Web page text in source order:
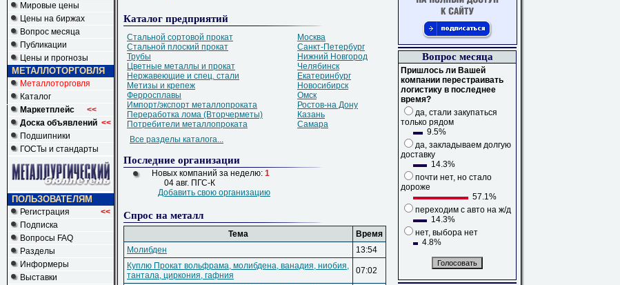
Мировые цены
Цены на биржах
Вопрос месяца
Публикации
Цены и прогнозы
МЕТАЛЛОТОРГОВЛЯ
Металлоторговля
Каталог
Маркетплейс
<<
Доска объявлений <<
Подшипники
ГОСТы и стандарты
ПОЛЬЗОВАТЕЛЯМ
Регистрация <<
Подписка
Вопросы FAQ
Разделы
Информеры
Выставки
Каталог предприятий
Стальной сортовой прокат
Стальной плоский прокат
Трубы
Цветные металлы и прокат
Нержавеющие и спец. стали
Метизы и крепеж
Ферросплавы
Импорт/экспорт металлопроката
Переработка лома (Вторчерметы)
Потребители металлопроката
Москва
Санкт-Петербург
Нижний Новгород
Челябинск
Екатеринбург
Новосибирск
Омск
Ростов-на Дону
Казань
Самара
Все разделы каталога...
Последние организации
Новых компаний за неделю: 1
04 авг. ПГС-К
Добавить свою организацию
Спрос на металл
Тема
Время
Молибден
13:54
Куплю Прокат вольфрама, молибдена, ванадия, ниобия,
тантала, циркония, гафния 07:02
Вопрос месяца
Пришлось ли Вашей
компании перестраивать
логистику в последнее
время?
да, стали закупаться
только рядом
9.5%
да, закладываем долгую
доставку
14.3%
почти нет, но стало
дороже
57.1%
переходим с авто на ж/д
14.3%
нет, выбора нет
4.8%